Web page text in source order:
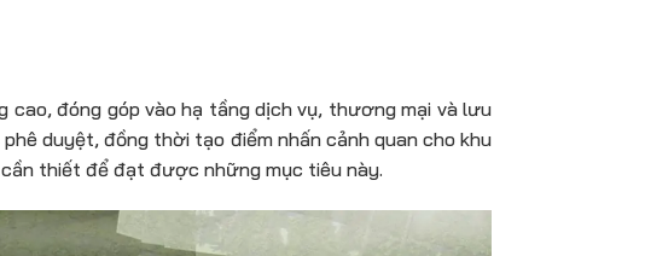
đóng góp vào hạ tầng dịch vụ, thương mại và lưu
duyệt, đồng thời tạo điểm nhấn cảnh quan cho khu
thiết để đạt được những mục tiêu này.